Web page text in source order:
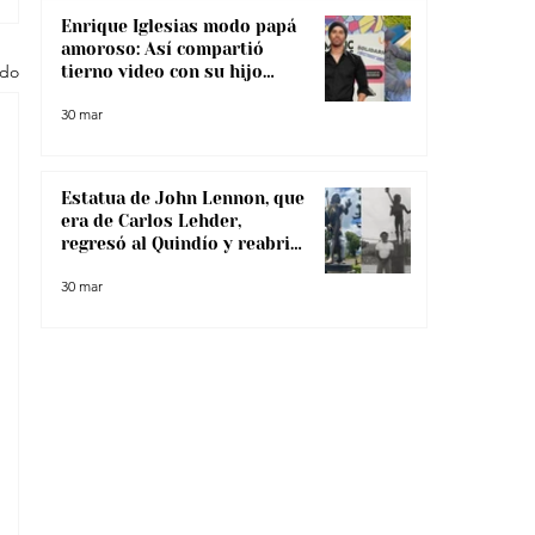
Enrique Iglesias modo papá
amoroso: Así compartió
tierno video con su hijo
30 mar
Estatua de John Lennon, que
era de Carlos Lehder,
regresó al Quindío y reabrió
narcotráfico
30 mar